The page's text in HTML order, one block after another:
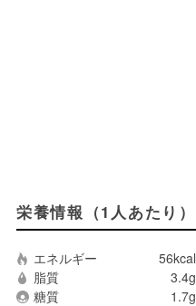
栄養情報（1人あたり）
エネルギー 56kcal
脂質
3.4g
糖質
1.7g